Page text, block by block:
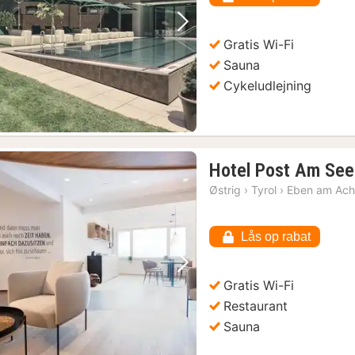
Forrige billede Næste billede
kr.
Gratis Wi-Fi
Sauna
Cykeludlejning
Forrige billede Næste billede
Hotel Post Am See
Østrig › Tyrol › Eben am
Lås op rabat
Gratis Wi-Fi
Restaurant
Sauna